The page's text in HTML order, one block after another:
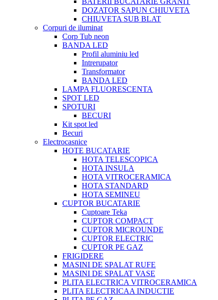
DOZATOR SAPUN CHIUVETA
CHIUVETA SUB BLAT
Corpuri de iluminat
Corp Tub neon
BANDA LED
Profil aluminiu led
Intrerupator
Transformator
BANDA LED
LAMPA FLUORESCENTA
SPOT LED
SPOTURI
BECURI
Kit spot led
Becuri
Electrocasnice
HOTE BUCATARIE
HOTA TELESCOPICA
HOTA INSULA
HOTA VITROCERAMICA
HOTA STANDARD
HOTA SEMINEU
CUPTOR BUCATARIE
Cuptoare Teka
CUPTOR COMPACT
CUPTOR MICROUNDE
CUPTOR ELECTRIC
CUPTOR PE GAZ
FRIGIDERE
MASINI DE SPALAT RUFE
MASINI DE SPALAT VASE
PLITA ELECTRICA VITROCERAMICA
PLITA ELECTRICAA INDUCTIE